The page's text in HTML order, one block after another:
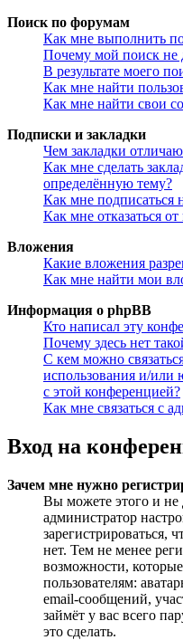
Поиск по форумам
Как мне выполнить
Почему мой поиск не
В результате моего
Как мне найти
Как мне найти свои
Подписки и закладки
Чем закладки
Как мне сделать
определённую тему?
Как мне подписаться
Как мне отказаться
Вложения
Какие вложения
Как мне найти мои
Информация о phpBB
Кто написал эту
Почему здесь нет
С кем можно
использования и/или
с этой конференцией?
Как мне связаться с
Вход на
Зачем мне нужно
Вы можете этого и не
администратор
зарегистрироваться,
нет. Тем не менее
возможности,
пользователям:
email-сообщений,
займёт у вас всего
это сделать.